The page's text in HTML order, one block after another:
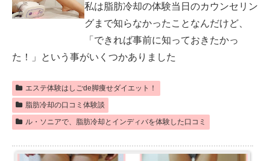
私は脂肪冷却の体験当日のカウンセリン
グまで知らなかったことなんだけど、
「できれば事前に知っておきたかっ
た！」という事がいくつかありました
エステ体験はしごde脚痩せダイエット！
脂肪冷却の口コミ体験談
ル・ソニアで、脂肪冷却とインディバを体験した口コミ